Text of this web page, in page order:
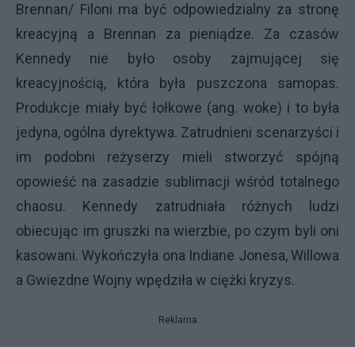
Brennan/ Filoni ma być odpowiedzialny za stronę
kreacyjną a Brennan za pieniądze. Za czasów
Kennedy nie było osoby zajmującej się
kreacyjnością, która była puszczona samopas.
Produkcje miały być łołkowe (ang. woke) i to była
jedyna, ogólna dyrektywa. Zatrudnieni scenarzyści i
im podobni reżyserzy mieli stworzyć spójną
opowieść na zasadzie sublimacji wśród totalnego
chaosu. Kennedy zatrudniała różnych ludzi
obiecując im gruszki na wierzbie, po czym byli oni
kasowani. Wykończyła ona Indiane Jonesa, Willowa
a Gwiezdne Wojny wpędziła w ciężki kryzys.
Reklama